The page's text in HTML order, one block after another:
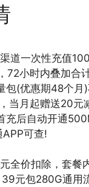
道一次性充值
72小时内叠加合
包(优惠期48个月
当月起赠送20元
充后自动开通
可查!
全价扣除，套餐
元包280G通用